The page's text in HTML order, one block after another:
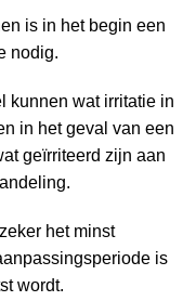
is in het begin een
nodig.
kunnen wat irritatie in
in het geval van een
geïrriteerd zijn aan
het minst
is
wordt.